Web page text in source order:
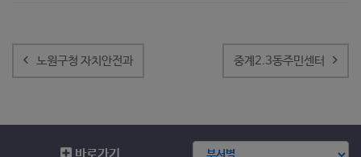
내
비 노원구청 자치안전과 중계2.3동주민센터